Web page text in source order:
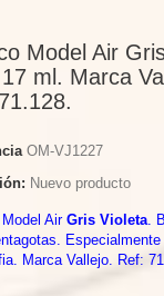
Model Air
ml. Marca
OM-VJ1227
Nuevo producto
Air Gris Violeta.
Especialmente
Marca Vallejo. Ref: